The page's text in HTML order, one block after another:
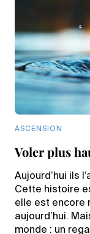
ASCENSION
Voler plus
Aujourd’hui ils
Cette histoire
elle est encore
aujourd’hui.
monde : un